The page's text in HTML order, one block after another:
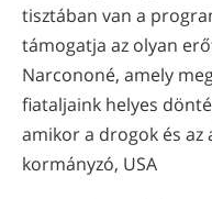
tisztában van a
támogatja az olyan
Narcononé, amely
fiataljaink helyes
amikor a drogok és az
kormányzó, USA